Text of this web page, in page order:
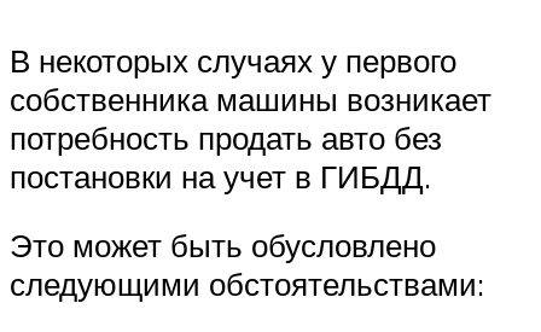
В некоторых случаях у первого
собственника машины возникает
потребность продать авто без
постановки на учет в ГИБДД.
Это может быть обусловлено
следующими обстоятельствами: